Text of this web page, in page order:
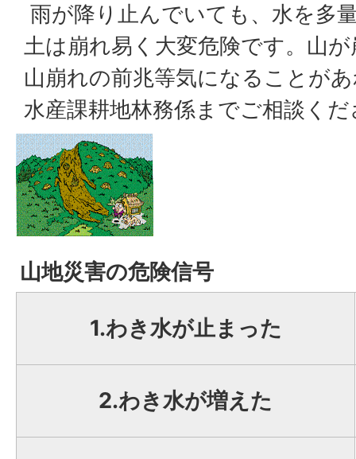
雨が降り止んでいても、水を多
土は崩れ易く大変危険です。山
山崩れの前兆等気になることが
水産課耕地林務係までご相談く
山地災害の危険信号
1.わき水が止まった
2.わき水が増えた